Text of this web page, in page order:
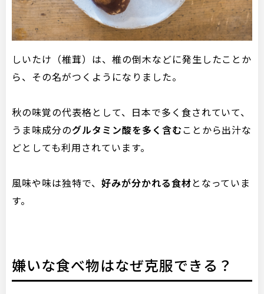
しいたけ（椎茸）は、椎の倒木などに発生したことか
ら、その名がつくようになりました。
秋の味覚の代表格として、日本で多く食されていて、
うま味成分のグルタミン酸を多く含むことから出汁な
どとしても利用されています。
風味や味は独特で、 好みが分かれる食材となっていま
す。
嫌いな食べ物はなぜ克服できる？